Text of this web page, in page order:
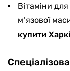
Вітаміни
м’язової
купити